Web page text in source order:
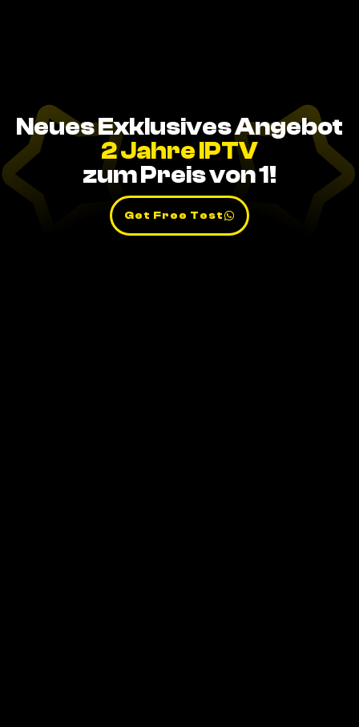
Neues Exklusives Angebot
2 Jahre IPTV
zum Preis von 1!
Get Free Test